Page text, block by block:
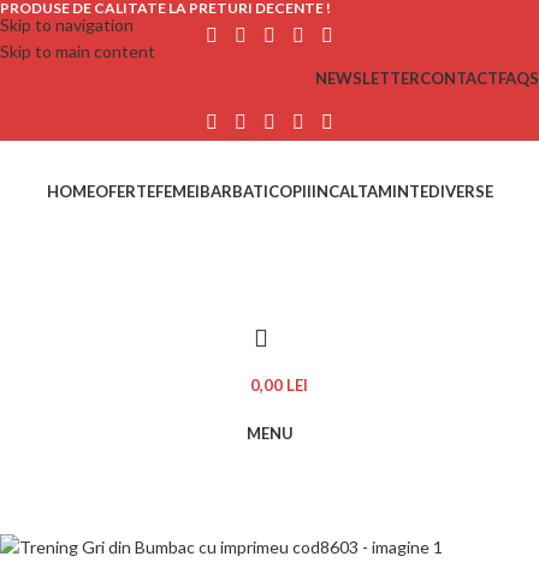
Skip to navigation
Skip to main content
PRODUSE DE CALITATE LA PRETURI DECENTE !
NEWSLETTERCONTACTFAQS
HOMEOFERTEFEMEIBARBATICOPIIINCALTAMINTEDIVERSE
0,00 LEI
MENU